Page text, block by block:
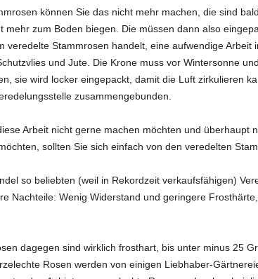
können Sie das nicht mehr machen, die sind
mehr zum Boden biegen. Die müssen dann also
veredelte Stammrosen handelt, eine aufwendige Arbeit
und Jute. Die Krone muss vor Wintersonne
sie wird locker eingepackt, damit die Luft zirkulieren
zusammengebunden.
Arbeit nicht gerne machen möchten und
sollten Sie sich einfach von den veredelten
so beliebten (weil in Rekordzeit verkaufsfähigen)
Nachteile: Wenig Widerstand und geringere
dagegen sind wirklich frosthart, bis unter minus 25
Rosen werden von einigen Liebhaber-